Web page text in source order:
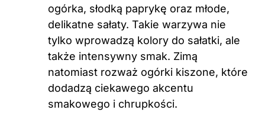
ogórka, słodką paprykę oraz młode,
delikatne sałaty. Takie warzywa nie
tylko wprowadzą kolory do sałatki, ale
także intensywny smak. Zimą
natomiast rozważ ogórki kiszone, które
dodadzą ciekawego akcentu
smakowego i chrupkości.